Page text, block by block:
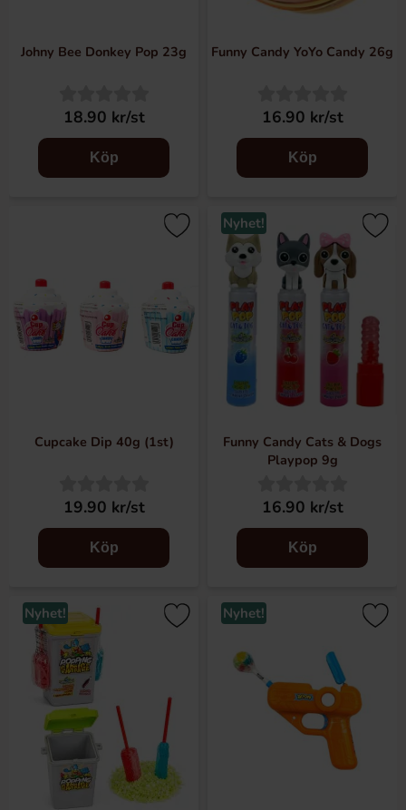
Johny Bee Donkey Pop 23g
18.90 kr/st
Köp
Funny Candy YoYo Candy 26g
16.90 kr/st
Köp
Cupcake Dip 40g (1st)
19.90 kr/st
Köp
Nyhet!
Funny Candy Cats & Dogs
Playpop 9g
16.90 kr/st
Köp
Nyhet! Nyhet!